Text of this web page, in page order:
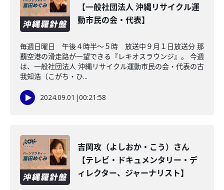
【一般社団法人 沖縄リサイクル運
動市民の会・代表】
毎週日曜日 午後４時半～５時 放送中９月１日放送分 那
覇空港の滑走路が一望できる『レキオスラウンジ』。 今週
は、一般社団法人 沖縄リサイクル運動市民の会・代表の古
我知浩（こがち・ひ...
2024.09.01 |00:21:58
吉岡攻（よしおか・こう）さん
【テレビ・ドキュメンタリー・デ
ィレクター、ジャーナリスト】